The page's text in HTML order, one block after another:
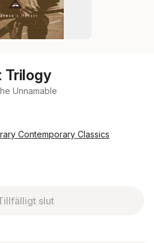
Trilogy
Unnamable
Contemporary Classics
röster:
slut